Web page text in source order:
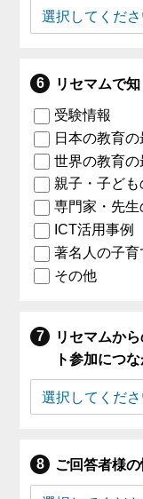
リセマムで
受験情報
日本の教育の
世界の教育の
親子・子ど
専門家・先生
ICT活用事例
著名人の子
その他
リセマムか
ト参加につ
ご回答者様の